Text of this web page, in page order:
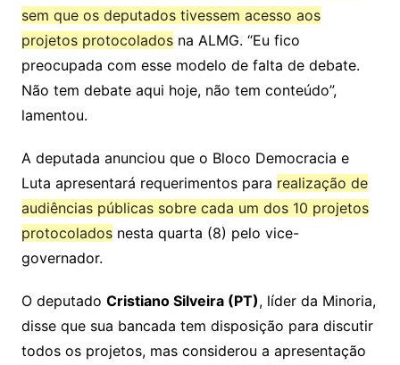
sem que os deputados tivessem acesso aos
projetos protocoladosna ALMG. “Eu fico
preocupada com esse modelo de falta de debate.
Não tem debate aqui hoje, não tem conteúdo”,
lamentou.
A deputada anunciou que o Bloco Democracia e
Luta apresentará requerimentos para realização de
audiências públicas sobre cada um dos 10 projetos
protocoladosnesta quarta (8) pelo vice-
governador.
O deputado Cristiano Silveira (PT), líder da Minoria,
disse que sua bancada tem disposição para discutir
todos os projetos, mas considerou a apresentação